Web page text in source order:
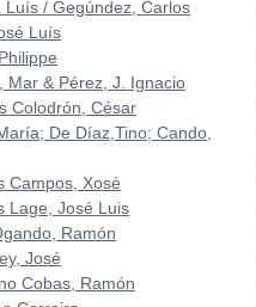
Luís / Gegúndez, Carlos
Luís
Mar & Pérez, J. Ignacio
Colodrón, César
De Díaz,Tino; Cando,
Campos, Xosé
Lage, José Luis
Ramón
José
Cobas, Ramón